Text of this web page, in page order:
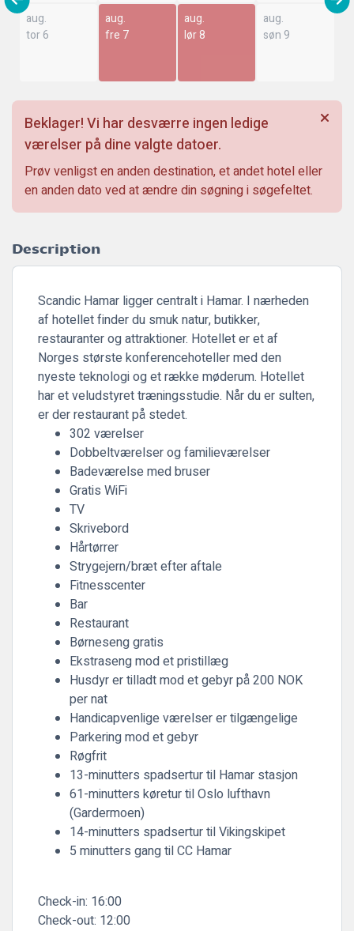
aug.
tor 6
aug.
fre 7
aug.
lør 8
aug.
søn 9
Beklager! Vi har desværre ingen ledige
værelser på dine valgte datoer.
Prøv venligst en anden destination, et andet hotel eller
en anden dato ved at ændre din søgning i søgefeltet.
Description
Scandic Hamar ligger centralt i Hamar. I nærheden
af hotellet finder du smuk natur, butikker,
restauranter og attraktioner. Hotellet er et af
Norges største konferencehoteller med den
nyeste teknologi og et række møderum. Hotellet
har et veludstyret træningsstudie. Når du er sulten,
er der restaurant på stedet.
302 værelser
Dobbeltværelser og familieværelser
Badeværelse med bruser
Gratis WiFi
TV
Skrivebord
Hårtørrer
Strygejern/bræt efter aftale
Fitnesscenter
Bar
Restaurant
Børneseng gratis
Ekstraseng mod et pristillæg
Husdyr er tilladt mod et gebyr på 200 NOK
per nat
Handicapvenlige værelser er tilgængelige
Parkering mod et gebyr
Røgfrit
13-minutters spadsertur til Hamar stasjon
61-minutters køretur til Oslo lufthavn
(Gardermoen)
14-minutters spadsertur til Vikingskipet
5 minutters gang til CC Hamar
Check-in: 16:00
Check-out: 12:00